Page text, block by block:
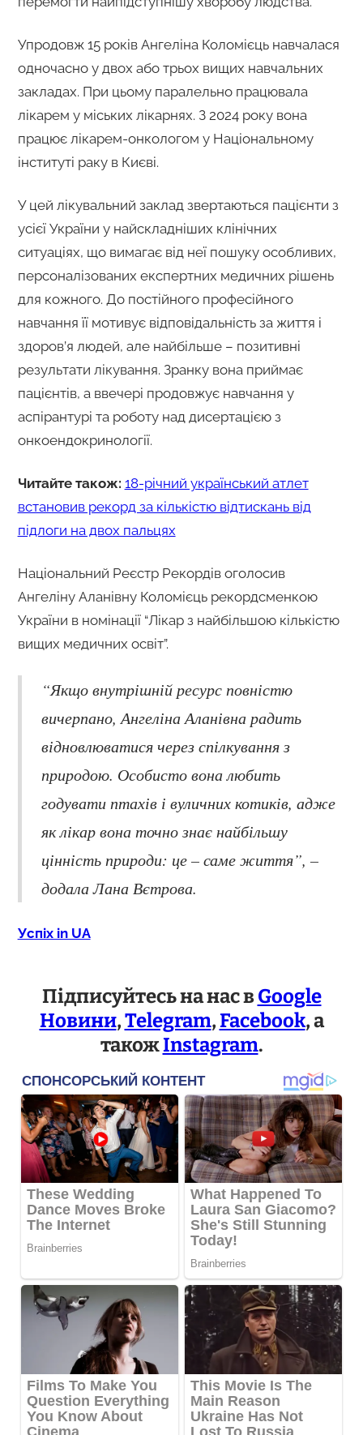
Упродовж 15 років Ангеліна Коломієць навчалася
одночасно у двох або трьох вищих навчальних
закладах. При цьому паралельно працювала
лікарем у міських лікарнях. З 2024 року вона
працює лікарем-онкологом у Національному
інституті раку в Києві.
У цей лікувальний заклад звертаються пацієнти з
усієї України у найскладніших клінічних
ситуаціях, що вимагає від неї пошуку особливих,
персоналізованих експертних медичних рішень
для кожного. До постійного професійного
навчання її мотивує відповідальність за життя і
здоров’я людей, але найбільше – позитивні
результати лікування. Зранку вона приймає
пацієнтів, а ввечері продовжує навчання у
аспірантурі та роботу над дисертацією з
онкоендокринології.
Читайте також: 18-річний український атлет
встановив рекорд за кількістю відтискань від
підлоги на двох пальцях
Національний Реєстр Рекордів оголосив
Ангеліну Аланівну Коломієць рекордсменкою
України в номінації “Лікар з найбільшою кількістю
вищих медичних освіт”.
“Якщо внутрішній ресурс повністю
вичерпано, Ангеліна Аланівна радить
відновлюватися через спілкування з
природою. Особисто вона любить
годувати птахів і вуличних котиків, адже
як лікар вона точно знає найбільшу
цінність природи: це – саме життя”, –
додала Лана Вєтрова.
Успіх in UA
Підписуйтесь на нас вGoogle
Новини,Telegram,Facebook, а
такожInstagram.